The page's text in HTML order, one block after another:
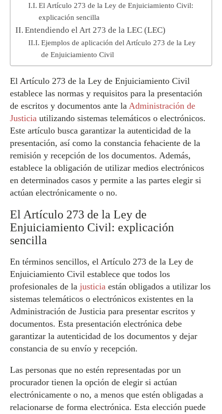
El Artículo 273 de la Ley de Enjuiciamiento Civil:
explicación sencilla
Entendiendo el Art 273 de la LEC (LEC)
Ejemplos de aplicación del Artículo 273 de la Ley
de Enjuiciamiento Civil
El Artículo 273 de la Ley de Enjuiciamiento Civil
establece las normas y requisitos para la presentación
de escritos y documentos ante la Administración de
Justicia utilizando sistemas telemáticos o electrónicos.
Este artículo busca garantizar la autenticidad de la
presentación, así como la constancia fehaciente de la
remisión y recepción de los documentos. Además,
establece la obligación de utilizar medios electrónicos
en determinados casos y permite a las partes elegir si
actúan electrónicamente o no.
El Artículo 273 de la Ley de
Enjuiciamiento Civil: explicación
sencilla
En términos sencillos, el Artículo 273 de la Ley de
Enjuiciamiento Civil establece que todos los
profesionales de la justicia están obligados a utilizar los
sistemas telemáticos o electrónicos existentes en la
Administración de Justicia para presentar escritos y
documentos. Esta presentación electrónica debe
garantizar la autenticidad de los documentos y dejar
constancia de su envío y recepción.
Las personas que no estén representadas por un
procurador tienen la opción de elegir si actúan
electrónicamente o no, a menos que estén obligadas a
relacionarse de forma electrónica. Esta elección puede